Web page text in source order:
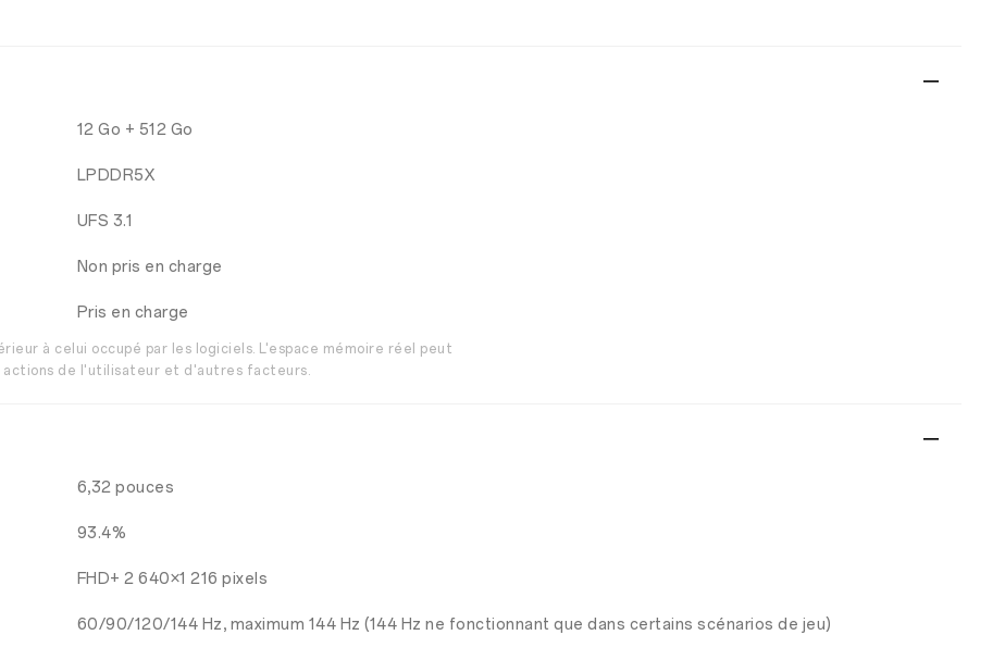
12 Go + 512 Go
LPDDR5X
UFS 3.1
Non pris en charge
Pris en charge
à celui occupé par les logiciels. L'espace mémoire réel peut
actions de l'utilisateur et d'autres facteurs.
6,32 pouces
93.4%
FHD+ 2 640×1 216 pixels
60/90/120/144 Hz, maximum 144 Hz (144 Hz ne fonctionnant que dans certains scénarios de jeu)